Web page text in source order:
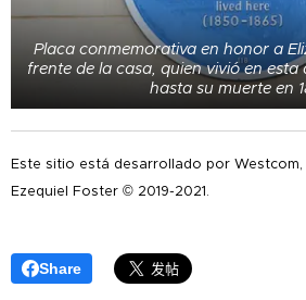
Placa conmemorativa en honor a
frente de la casa, quien vivió en esta
hasta su muerte en
Este sitio está desarrollado por
Ezequiel Foster © 2019-2021.
Share